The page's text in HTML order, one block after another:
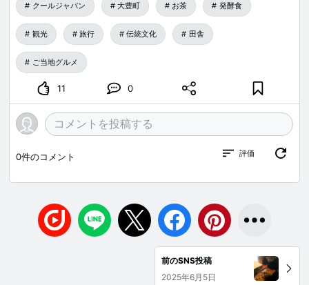
クールジャパン 大豊町 お茶 発酵食
観光 旅行 伝統文化 田舎
ご当地グルメ
11 0
0件のコメント 評価
前のSNS投稿
2025年6月5日